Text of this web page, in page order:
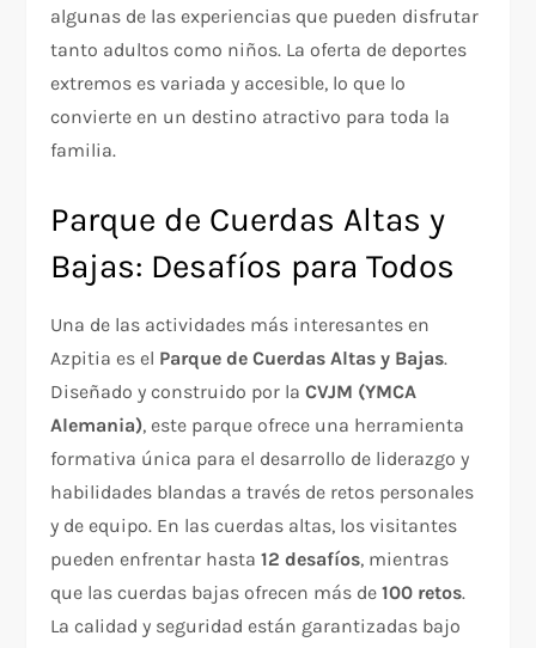
algunas de las experiencias que pueden disfrutar
tanto adultos como niños. La oferta de deportes
extremos es variada y accesible, lo que lo
convierte en un destino atractivo para toda la
familia.
Parque de Cuerdas Altas y
Bajas: Desafíos para Todos
Una de las actividades más interesantes en
Azpitia es el Parque de Cuerdas Altas y Bajas.
Diseñado y construido por laCVJM (YMCA
Alemania), este parque ofrece una herramienta
formativa única para el desarrollo de liderazgo y
habilidades blandas a través de retos personales
y de equipo. En las cuerdas altas, los visitantes
pueden enfrentar hasta12 desafíos, mientras
que las cuerdas bajas ofrecen más de100 retos.
La calidad y seguridad están garantizadas bajo